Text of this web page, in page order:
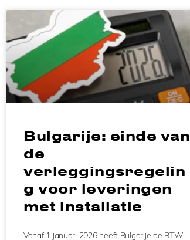
Bulgarije: einde van
de
verleggingsregelin
g voor leveringen
met installatie
Vanaf 1 januari 2026 heeft Bulgarije de BTW-